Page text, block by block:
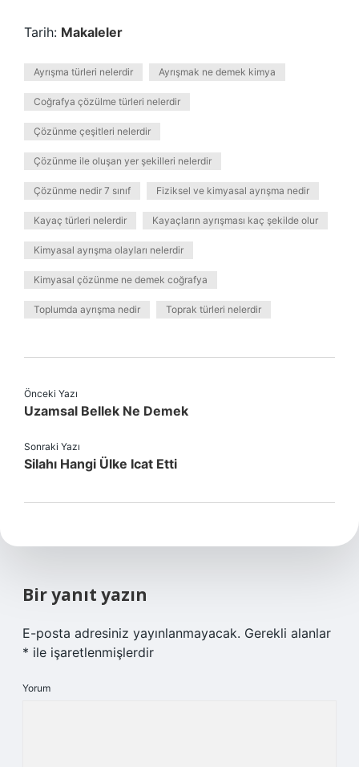
Tarih: Makaleler
Ayrışma türleri nelerdir Ayrışmak ne demek kimya
Coğrafya çözülme türleri nelerdir
Çözünme çeşitleri nelerdir
Çözünme ile oluşan yer şekilleri nelerdir
Çözünme nedir 7 sınıf Fiziksel ve kimyasal ayrışma nedir
Kayaç türleri nelerdir Kayaçların ayrışması kaç şekilde olur
Kimyasal ayrışma olayları nelerdir
Kimyasal çözünme ne demek coğrafya
Toplumda ayrışma nedir Toprak türleri nelerdir
Önceki Yazı
Uzamsal Bellek Ne Demek
Sonraki Yazı
Silahı Hangi Ülke Icat Etti
Bir yanıt yazın
E-posta adresiniz yayınlanmayacak. Gerekli alanlar
* ile işaretlenmişlerdir
Yorum